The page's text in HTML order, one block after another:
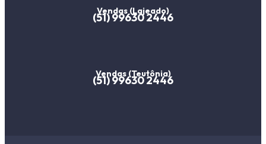
Vendas (Lajeado)
(51) 99630 2446
Vendas (Teutônia)
(51) 99630 2446